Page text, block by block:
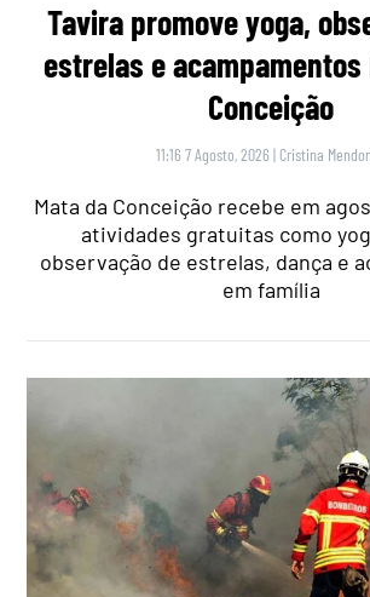
Tavira promove yoga,
estrelas e acampamentos
Conceição
11:16 7 Agosto, 2026 | Cristina
Mata da Conceição recebe em
atividades gratuitas como
observação de estrelas, dança e
em família